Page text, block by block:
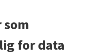
som
for data